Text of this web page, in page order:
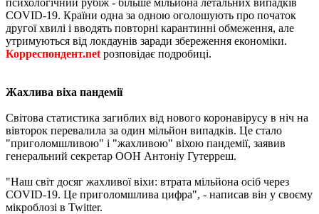
COVID-19. Країни одна за одною оголошують про початок
другої хвилі і вводять повторні карантинні обмеження, але
утримуються від локдаунів заради збереження економіки.
Корреспондент.net розповідає подробиці.
Жахлива віха пандемії
Світова статистика загиблих від нового коронавірусу в ніч на
вівторок перевалила за один мільйон випадків. Це стало
"приголомшливою" і "жахливою" віхою пандемії, заявив
генеральний секретар ООН Антоніу Гутерреш.
"Наш світ досяг жахливої віхи: втрата мільйона осіб через
COVID-19. Це приголомшлива цифра", - написав він у своєму
мікроблозі в Twitter.